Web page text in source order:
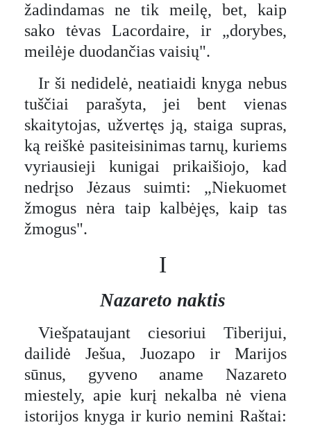
žadindamas ne tik meilę, bet, kaip
sako tėvas Lacordaire, ir „dorybes,
meilėje duodančias vaisių".
Ir ši nedidelė, neatiaidi knyga nebus
tuščiai parašyta, jei bent vienas
skaitytojas, užvertęs ją, staiga supras,
ką reiškė pasiteisinimas tarnų, kuriems
vyriausieji kunigai prikaišiojo, kad
nedrįso Jėzaus suimti: „Niekuomet
žmogus nėra taip kalbėjęs, kaip tas
žmogus".
I
Nazareto naktis
Viešpataujant ciesoriui Tiberijui,
dailidė Ješua, Juozapo ir Marijos
sūnus, gyveno aname Nazareto
miestely, apie kurį nekalba nė viena
istorijos knyga ir kurio nemini Raštai: